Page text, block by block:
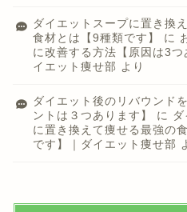
ダイエットスープに置き換
食材とは【9種類です】
に
に改善する方法【原因は3
イエット痩せ部 より
ダイエット後のリバウンド
ントは３つあります】
に
に置き換えて痩せる最強の
です】｜ダイエット痩せ部